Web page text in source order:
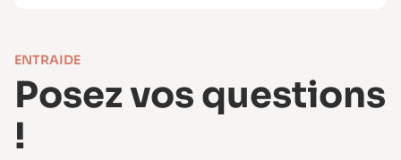
ENTRAIDE
Posez vos questions
!